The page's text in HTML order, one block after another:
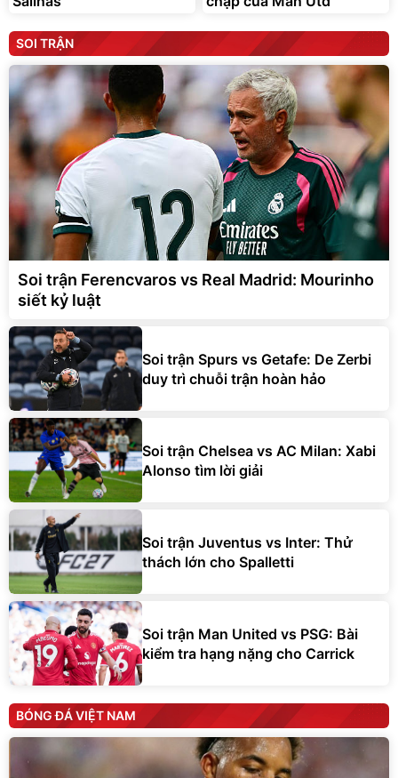
SOI TRẬN
Soi trận Ferencvaros vs Real Madrid: Mourinho
siết kỷ luật
Soi trận Spurs vs Getafe: De Zerbi
duy trì chuỗi trận hoàn hảo
Soi trận Chelsea vs AC Milan: Xabi
Alonso tìm lời giải
Soi trận Juventus vs Inter: Thử
thách lớn cho Spalletti
Soi trận Man United vs PSG: Bài
kiểm tra hạng nặng cho Carrick
BÓNG ĐÁ VIỆT NAM